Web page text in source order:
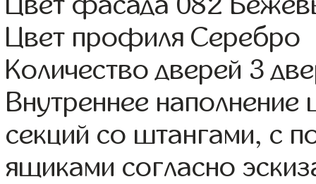
Цвет профиля Серебро
Количество дверей 3
Внутреннее
секций со штангами, с
ящиками согласно